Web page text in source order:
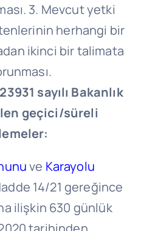
3. Mevcut yetki
herhangi bir
ikinci bir talimata
sayılı Bakanlık
geçici/süreli
ve Karayolu
14/21 gereğince
ilişkin 630 günlük